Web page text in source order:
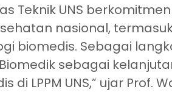
Teknik UNS
nasional,
biomedis. Sebagai
sebagai
di LPPM UNS,” ujar Prof.